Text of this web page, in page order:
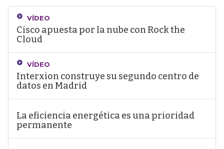
VÍDEO
Cisco apuesta por la nube con Rock the
Cloud
VÍDEO
Interxion construye su segundo centro de
datos en Madrid
La eficiencia energética es una prioridad
permanente